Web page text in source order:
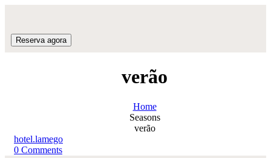
Reserva agora
verão
Home
Seasons
verão
hotel.lamego
0 Comments